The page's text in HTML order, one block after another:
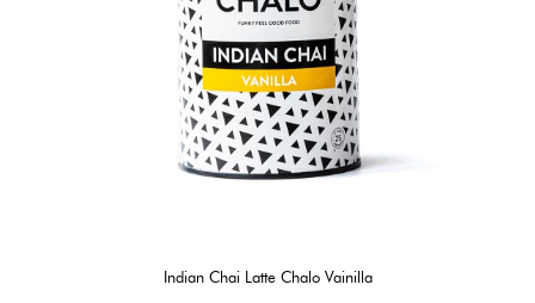
Indian Chai Latte Chalo Vainilla